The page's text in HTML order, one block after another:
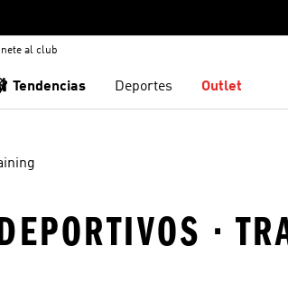
al club
Tendencias Deportes Outlet
·